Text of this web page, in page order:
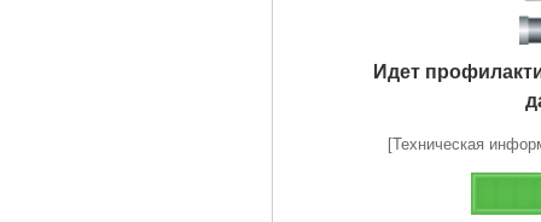
Идет
[Техническая